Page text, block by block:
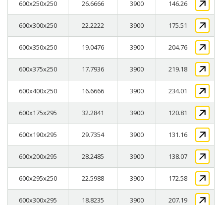
600x250x250 26.6666 3900 146.26
600x300x250 22.2222 3900 175.51
600x350x250 19.0476 3900 204.76
600x375x250 17.7936 3900 219.18
600x400x250 16.6666 3900 234.01
600x175x295 32.2841 3900 120.81
600x190x295 29.7354 3900 131.16
600x200x295 28.2485 3900 138.07
600x295x250 22.5988 3900 172.58
600x300x295 18.8235 3900 207.19